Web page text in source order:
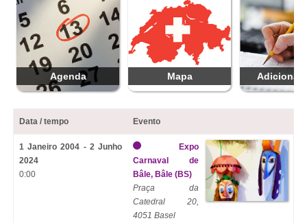
Agenda Mapa Adicionar
Data / tempo Evento
1 Janeiro 2004 - 2 Junho
2024
0:00
Expo
Carnaval de
Bâle, Bâle (BS)
Praça da
Catedral 20,
4051 Basel